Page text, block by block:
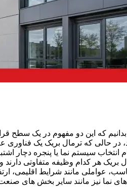
بدانیم که این دو مفهوم در یک سطح
حالی که ترمال بریک یک فناوری
انتخاب سیستم نما یا پنجره دچار
هر کدام وظیفه متفاوتی دارند
عواملی مانند شرایط اقلیمی،